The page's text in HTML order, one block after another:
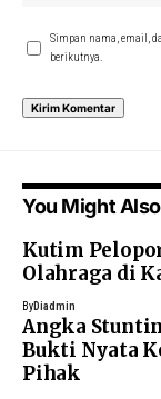
Simpan nama, email,
berikutnya.
You Might
Kutim
Olahraga di
ByDiadmin
Angka
Bukti Nyata
Pihak